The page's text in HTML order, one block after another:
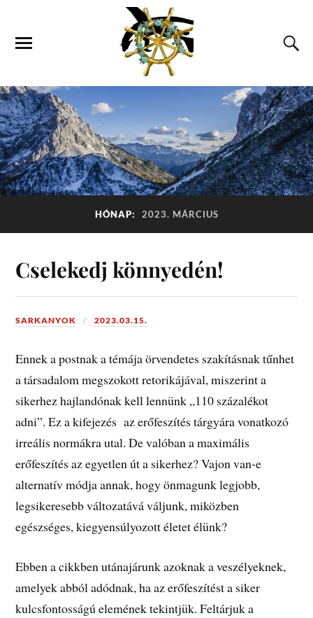
HÓNAP: 2023. MÁRCIUS
Cselekedj könnyedén!
SARKANYOK 2023.03.15.
Ennek a postnak a témája örvendetes szakításnak tűnhet
a társadalom megszokott retorikájával, miszerint a
sikerhez hajlandónak kell lennünk „110 százalékot
adni”. Ez a kifejezés az erőfeszítés tárgyára vonatkozó
irreális normákra utal. De valóban a maximális
erőfeszítés az egyetlen út a sikerhez? Vajon van-e
alternatív módja annak, hogy önmagunk legjobb,
legsikeresebb változatává váljunk, miközben
egészséges, kiegyensúlyozott életet élünk?
Ebben a cikkben utánajárunk azoknak a veszélyeknek,
amelyek abból adódnak, ha az erőfeszítést a siker
kulcsfontosságú elemének tekintjük. Feltárjuk a